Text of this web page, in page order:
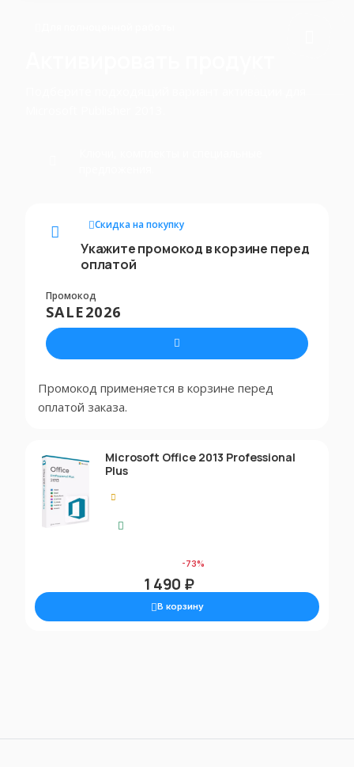
Скидка на покупку
Укажите промокод в корзине перед
оплатой
Промокод
SALE2026
Промокод применяется в корзине перед
оплатой заказа.
Microsoft Office 2013 Professional
Plus
-73%
1 490 ₽
В корзину